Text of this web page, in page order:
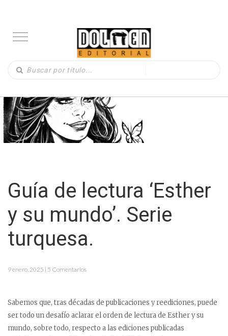
Guía de lectura ‘Esther
y su mundo’. Serie
turquesa.
9 enero, 2025 | 5 Comentarios
Sabemos que, tras décadas de publicaciones y reediciones, puede
ser todo un desafío aclarar el orden de lectura de Esther y su
mundo, sobre todo, respecto a las ediciones publicadas